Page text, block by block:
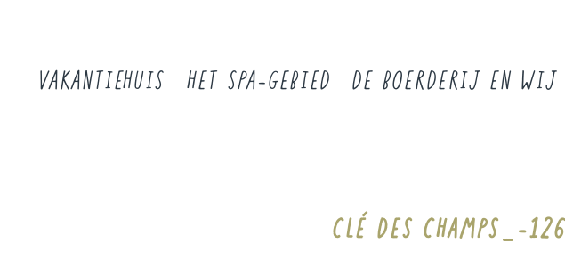
VAKANTIEHUIS HET SPA-GEBIED DE BOERDERIJ EN WIJ
CLÉ DES CHAMPS_-126